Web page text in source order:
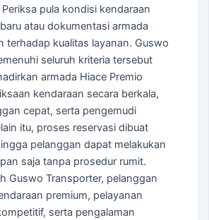
pula kondisi kendaraan
atau dokumentasi armada
terhadap kualitas layanan. Guswo
seluruh kriteria tersebut
armada Hiace Premio
kendaraan secara berkala,
cepat, serta pengemudi
itu, proses reservasi dibuat
pelanggan dapat melakukan
saja tanpa prosedur rumit.
Guswo Transporter, pelanggan
premium, pelayanan
serta pengalaman